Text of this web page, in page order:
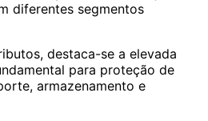
diferentes segmentos
destaca-se a elevada
para proteção de
armazenamento e